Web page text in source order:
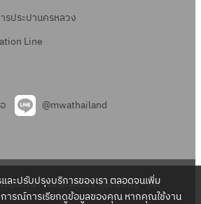
รประปานครหลวง
Line
@mwathailand
Waterworks Authority – All
และปรับปรุงบริการของเรา ตลอดจนเพิ่ม
ารณ์การเรียกดูข้อมูลของคุณ หากคุณใช้งาน